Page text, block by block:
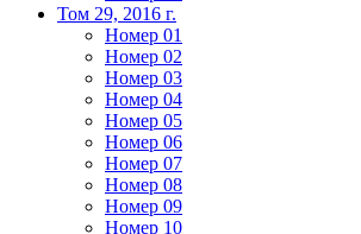
Том 29, 2016 г.
Номер 01
Номер 02
Номер 03
Номер 04
Номер 05
Номер 06
Номер 07
Номер 08
Номер 09
Номер 10